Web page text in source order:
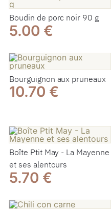
Boudin de porc noir 90 g
5.00 €
Bourguignon aux pruneaux
10.70 €
Boîte Ptit May - La Mayenne
et ses alentours
5.70 €